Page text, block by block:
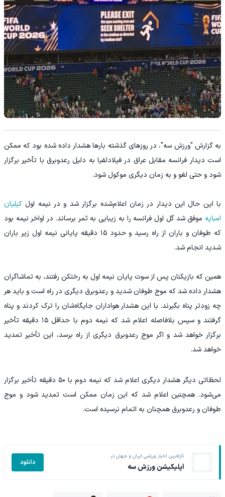
به گزارش "ورزش سه"، در روزهای گذشته بارها هشدار داده شده بود که ممکن
است دیدار فرانسه مقابل عراق در فیلادلفیا به دلیل رعدوبرق با تأخیر برگزار
شود و حتی لغو و به زمان دیگری موکول شود.
با این حال این دیدار در زمان اعلام‌شده برگزار شد و در نیمه اول کیلیان
امباپه موفق شد گل اول فرانسه را به زیبایی به ثمر برساند. در اواخر نیمه بود
که طوفان و باران از راه رسید و حدود ۱۵ دقیقه پایانی نیمه اول زیر باران
شدید انجام شد.
همین که بازیکنان پس از سوت پایان نیمه اول به رختکن رفتند، به تماشاگران
هشدار داده شد که موج طوفان شدید و رعدوبرق دیگری در راه است و باید هر
چه زودتر پناه بگیرند. با این هشدار هواداران جایگاه‌شان را ترک کردند و پناه
گرفتند و سپس بلافاصله اعلام شد که نیمه دوم با حداقل ۱۵ دقیقه تأخیر
برگزار خواهد شد و اگر موج رعدوبرق دیگری از راه برسد، این تأخیر تمدید
خواهد شد.
لحظاتی دیگر هشدار دیگری اعلام شد که نیمه دوم با ۵۰ دقیقه تأخیر برگزار
می‌شود. همچنین اعلام شد که این زمان ممکن است تمدید شود و موج
طوفان و رعدوبرق همچنان به اتمام نرسیده است.
تازه‌ترین اخبار ورزشی ایران و جهان در
اپلیکیشن ورزش سه دانلود